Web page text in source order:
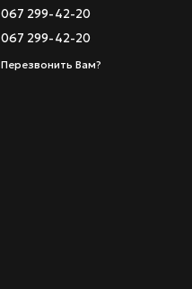
067 299-42-20
067 299-42-20
Перезвонить Вам?